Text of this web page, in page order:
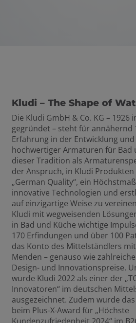
Kludi – The Shape of
Die Kludi GmbH & Co. KG – 1926
gegründet – steht für annähernd
Erfahrung in der Entwicklung
hochwertiger Armaturen für Bad
dieser Tradition als
der Anspruch, in Kludi Produkten
„German Quality“, ein
innovative Technologien und
auf einzigartige Weise zu
Kludi mit wegweisenden
in Bad und Küche wichtige
170 Erfindungen und über 100
das Konto des Mittelständlers
Menden – genauso wie
Design- und Innovationspreise.
wurde Kludi 2022 als einer der
Innovatoren“ im deutschen
ausgezeichnet. Zudem wurde
beim Plus-X-Award für „Höchste